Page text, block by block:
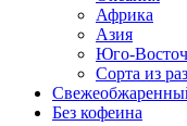
Африка
Азия
Юго-
Сорта из
Без кофеина